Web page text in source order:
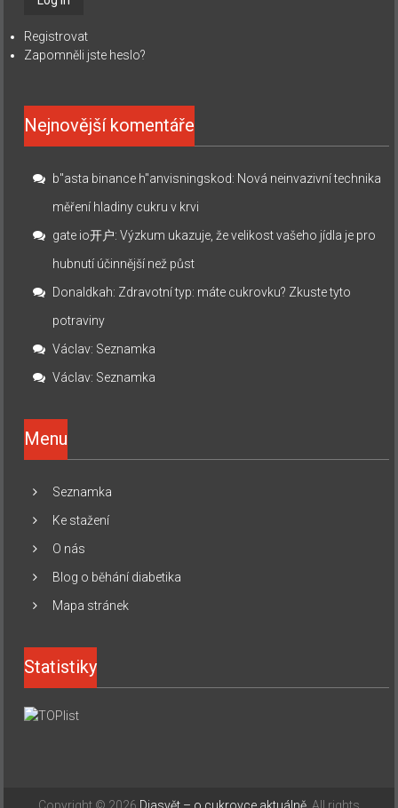
Registrovat
Zapomněli jste heslo?
Nejnovější komentáře
b"asta binance h"anvisningskod: Nová neinvazivní technika
měření hladiny cukru v krvi
gate io开户:Výzkum ukazuje, že velikost vašeho jídla je pro
hubnutí účinnější než půst
Donaldkah: Zdravotní typ: máte cukrovku? Zkuste tyto
potraviny
Václav: Seznamka
Václav: Seznamka
Menu
Seznamka
Ke stažení
O nás
Blog o běhání diabetika
Mapa stránek
Statistiky